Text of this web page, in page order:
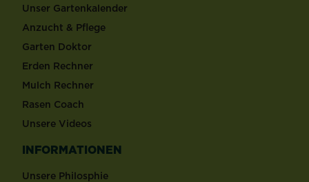
Unser Gartenkalender
Anzucht & Pflege
Garten Doktor
Erden Rechner
Mulch Rechner
Rasen Coach
Unsere Videos
INFORMATIONEN
Unsere Philosphie